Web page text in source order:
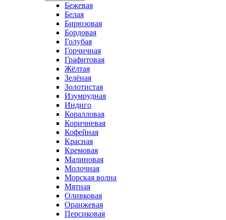
Бежевая
Белая
Бирюзовая
Бордовая
Голубая
Горчичная
Графитовая
Жёлтая
Зелёная
Золотистая
Изумрудная
Индиго
Коралловая
Коричневая
Кофейная
Красная
Кремовая
Малиновая
Молочная
Морская волна
Мятная
Оливковая
Оранжевая
Персиковая